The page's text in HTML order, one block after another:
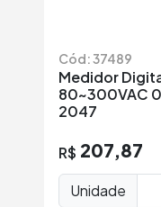
Cód: 37489
Medidor
80~300VAC
2047
R$ 207,87
Unidade